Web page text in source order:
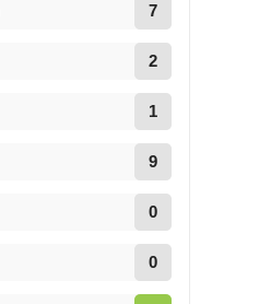
7
2
1
9
0
0